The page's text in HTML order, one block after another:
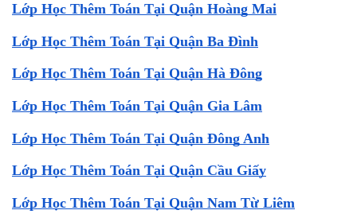
Lớp Học Thêm Toán Tại Quận Hoàng Mai
Lớp Học Thêm Toán Tại Quận Ba Đình
Lớp Học Thêm Toán Tại Quận Hà Đông
Lớp Học Thêm Toán Tại Quận Gia Lâm
Lớp Học Thêm Toán Tại Quận Đông Anh
Lớp Học Thêm Toán Tại Quận Cầu Giấy
Lớp Học Thêm Toán Tại Quận Nam Từ Liêm